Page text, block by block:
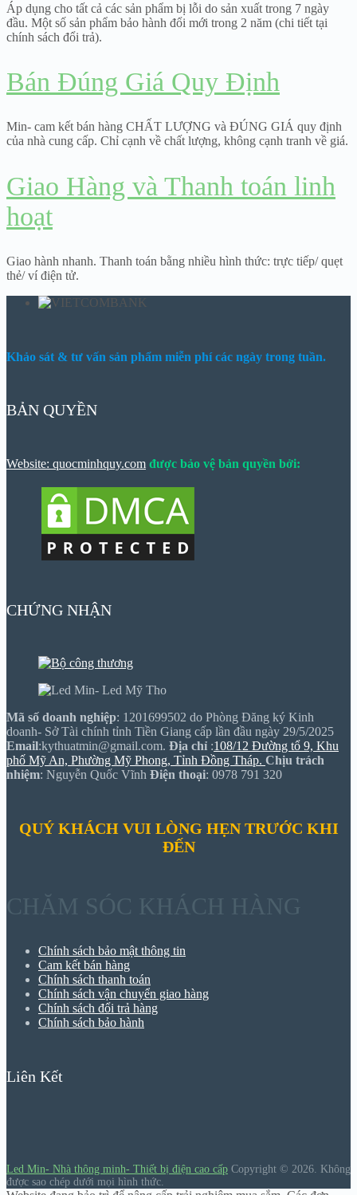
Áp dụng cho tất cả các sản phẩm bị lỗi do sản xuất trong 7 ngày
đầu. Một số sản phẩm bảo hành đổi mới trong 2 năm (chi tiết tại
chính sách đổi trả).
Bán Đúng Giá Quy Định
Min- cam kết bán hàng CHẤT LƯỢNG và ĐÚNG GIÁ quy định
của nhà cung cấp. Chỉ cạnh về chất lượng, không cạnh tranh về giá.
Giao Hàng và Thanh toán linh
hoạt
Giao hành nhanh. Thanh toán bằng nhiều hình thức: trực tiếp/ quẹt
thẻ/ ví điện tử.
Khảo sát & tư vấn sản phẩm miễn phí các ngày trong tuần.
BẢN QUYỀN
Website: quocminhquy.com được bảo vệ bản quyền bởi:
CHỨNG NHẬN
Mã số doanh nghiệp: 1201699502 do Phòng Đăng ký Kinh
doanh- Sở Tài chính tỉnh Tiền Giang cấp lần đầu ngày 29/5/2025
Email:kythuatmin@gmail.com. Địa chỉ :108/12 Đường tổ 9, Khu
phố Mỹ An, Phường Mỹ Phong, Tỉnh Đồng Tháp. Chịu trách
nhiệm: Nguyễn Quốc Vĩnh Điện thoại: 0978 791 320
QUÝ KHÁCH VUI LÒNG HẸN TRƯỚC KHI
ĐẾN
CHĂM SÓC KHÁCH HÀNG
Chính sách bảo mật thông tin
Cam kết bán hàng
Chính sách thanh toán
Chính sách vận chuyển giao hàng
Chính sách đổi trả hàng
Chính sách bảo hành
Liên Kết
Led Min- Nhà thông minh- Thiết bị điện cao cấp Copyright © 2026. Không
được sao chép dưới mọi hình thức.